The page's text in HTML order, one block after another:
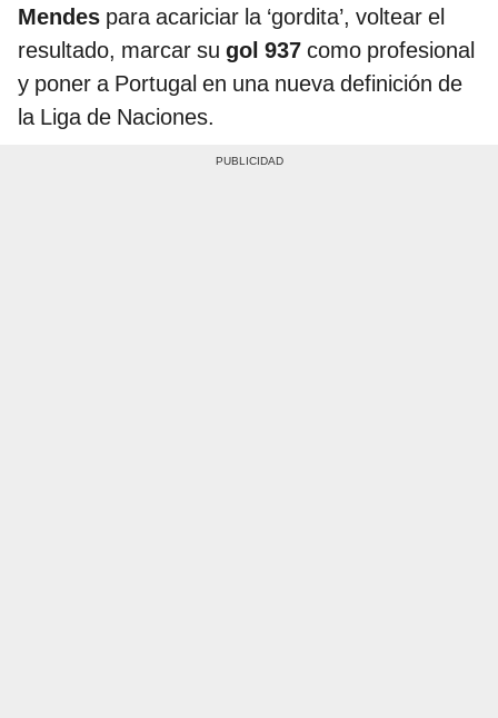
Mendes para acariciar la ‘gordita’, voltear el
resultado, marcar su gol 937 como profesional
y poner a Portugal en una nueva definición de
la Liga de Naciones.